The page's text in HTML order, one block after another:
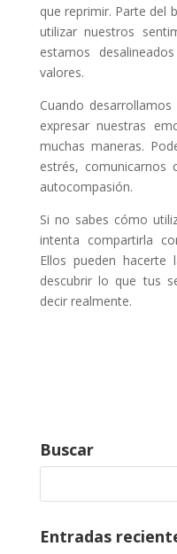
que reprimir. Parte del
utilizar nuestros
estamos
valores.
Cuando
expresar nuestras
muchas maneras.
estrés, comunicarnos
autocompasión.
Si no sabes cómo
intenta compartirla
Ellos pueden hacerte
descubrir lo que tus
decir realmente.
Buscar
Entradas